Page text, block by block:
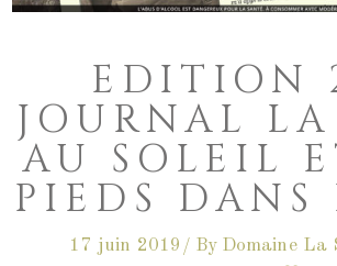
EDITION
JOURNAL
AU SOLEIL
PIEDS DANS
17 juin 2019 By Domaine La